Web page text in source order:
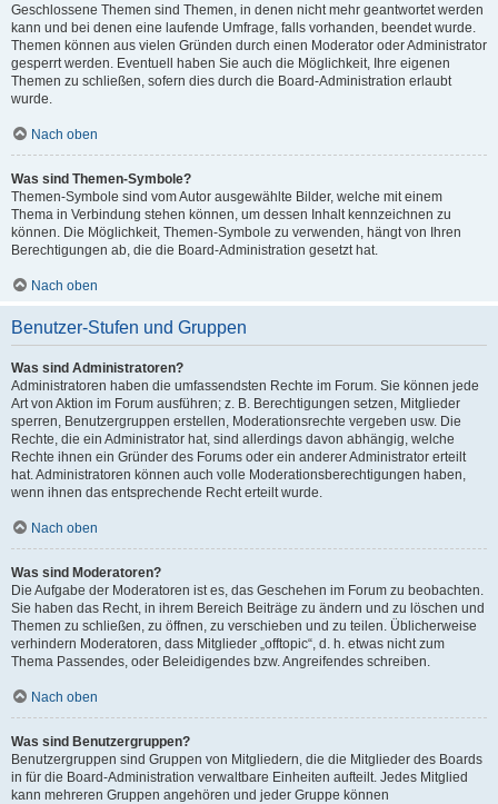
Geschlossene Themen sind Themen, in denen nicht mehr geantwortet werden
kann und bei denen eine laufende Umfrage, falls vorhanden, beendet wurde.
Themen können aus vielen Gründen durch einen Moderator oder Administrator
gesperrt werden. Eventuell haben Sie auch die Möglichkeit, Ihre eigenen
Themen zu schließen, sofern dies durch die Board-Administration erlaubt
wurde.
Nach oben
Was sind Themen-Symbole?
Themen-Symbole sind vom Autor ausgewählte Bilder, welche mit einem
Thema in Verbindung stehen können, um dessen Inhalt kennzeichnen zu
können. Die Möglichkeit, Themen-Symbole zu verwenden, hängt von Ihren
Berechtigungen ab, die die Board-Administration gesetzt hat.
Nach oben
Benutzer-Stufen und Gruppen
Was sind Administratoren?
Administratoren haben die umfassendsten Rechte im Forum. Sie können jede
Art von Aktion im Forum ausführen; z. B. Berechtigungen setzen, Mitglieder
sperren, Benutzergruppen erstellen, Moderationsrechte vergeben usw. Die
Rechte, die ein Administrator hat, sind allerdings davon abhängig, welche
Rechte ihnen ein Gründer des Forums oder ein anderer Administrator erteilt
hat. Administratoren können auch volle Moderationsberechtigungen haben,
wenn ihnen das entsprechende Recht erteilt wurde.
Nach oben
Was sind Moderatoren?
Die Aufgabe der Moderatoren ist es, das Geschehen im Forum zu beobachten.
Sie haben das Recht, in ihrem Bereich Beiträge zu ändern und zu löschen und
Themen zu schließen, zu öffnen, zu verschieben und zu teilen. Üblicherweise
verhindern Moderatoren, dass Mitglieder „offtopic“, d. h. etwas nicht zum
Thema Passendes, oder Beleidigendes bzw. Angreifendes schreiben.
Nach oben
Was sind Benutzergruppen?
Benutzergruppen sind Gruppen von Mitgliedern, die die Mitglieder des Boards
in für die Board-Administration verwaltbare Einheiten aufteilt. Jedes Mitglied
kann mehreren Gruppen angehören und jeder Gruppe können